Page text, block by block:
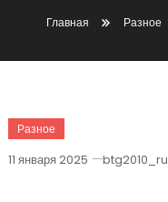
Главная Разное
Разное
11 января 2025 btg2010_ru